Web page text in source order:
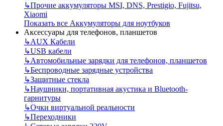
↳Прочие аккумуляторы MSI, DNS, Prestigio, Fujitsu,
Xiaomi
Показать все Аккумуляторы для ноутбуков
Аксессуары для телефонов, планшетов
↳AUX Кабели
↳USB кабели
↳Автомобильные зарядки для телефонов, планшетов
↳Беспроводные зарядные устройства
↳Защитные стекла
↳Наушники, портативная акустика и Bluetooth-
гарнитуры
↳Очки виртуальной реальности
↳Переходники